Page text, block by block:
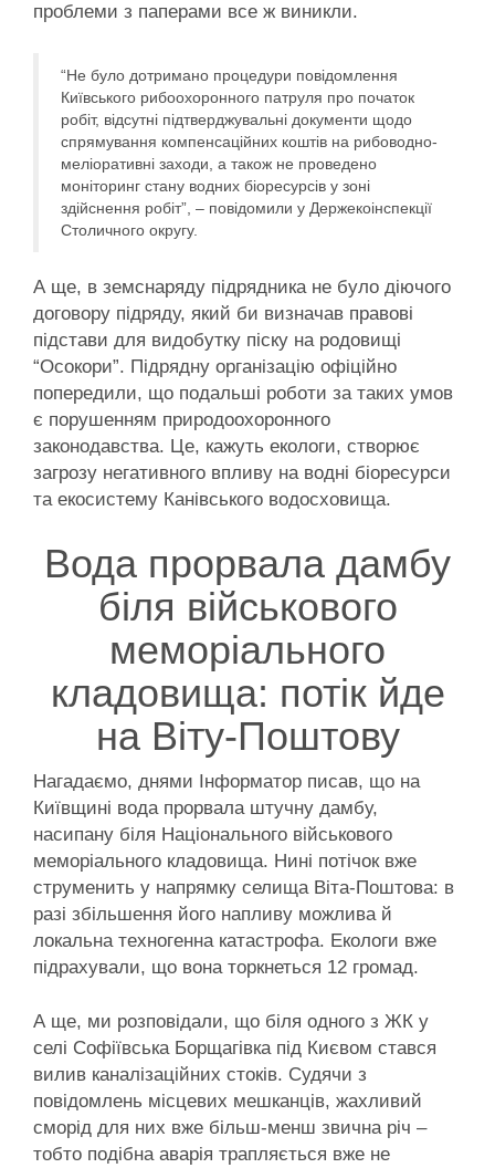
проблеми з паперами все ж виникли.
“Не було дотримано процедури повідомлення
Київського рибоохоронного патруля про початок
робіт, відсутні підтверджувальні документи щодо
спрямування компенсаційних коштів на рибоводно-
меліоративні заходи, а також не проведено
моніторинг стану водних біоресурсів у зоні
здійснення робіт”, – повідомили у Держекоінспекції
Столичного округу.
А ще, в земснаряду підрядника не було діючого
договору підряду, який би визначав правові
підстави для видобутку піску на родовищі
“Осокори”. Підрядну організацію офіційно
попередили, що подальші роботи за таких умов
є порушенням природоохоронного
законодавства. Це, кажуть екологи, створює
загрозу негативного впливу на водні біоресурси
та екосистему Канівського водосховища.
Вода прорвала дамбу
біля військового
меморіального
кладовища: потік йде
на Віту-Поштову
Нагадаємо, днями Інформатор писав, що на
Київщині вода прорвала штучну дамбу,
насипану біля Національного військового
меморіального кладовища. Нині потічок вже
струменить у напрямку селища Віта-Поштова: в
разі збільшення його напливу можлива й
локальна техногенна катастрофа. Екологи вже
підрахували, що вона торкнеться 12 громад.
А ще, ми розповідали, що біля одного з ЖК у
селі Софіївська Борщагівка під Києвом стався
вилив каналізаційних стоків. Судячи з
повідомлень місцевих мешканців, жахливий
сморід для них вже більш-менш звична річ –
тобто подібна аварія трапляється вже не